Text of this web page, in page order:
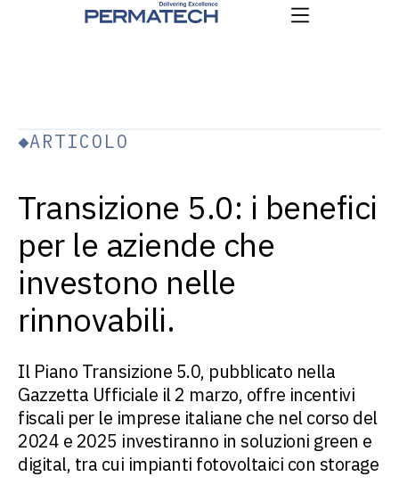
ARTICOLO
Transizione 5.0: i benefici
per le aziende che
investono nelle
rinnovabili.
Il Piano Transizione 5.0, pubblicato nella
Gazzetta Ufficiale il 2 marzo, offre incentivi
fiscali per le imprese italiane che nel corso del
2024 e 2025 investiranno in soluzioni green e
digital, tra cui impianti fotovoltaici con storage